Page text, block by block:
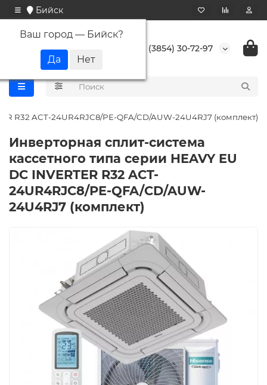
Бийск
Ваш город — Бийск?
+7 (3854) 30-72-97
R32 ACT-24UR4RJC8/PE-QFA/CD/AUW-24U4RJ7 (комплект)
Инверторная сплит-система
кассетного типа серии HEAVY EU
DC INVERTER R32 ACT-
24UR4RJC8/PE-QFA/CD/AUW-
24U4RJ7 (комплект)